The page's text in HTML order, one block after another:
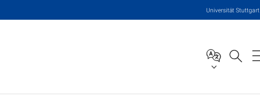
Universität Stuttgart